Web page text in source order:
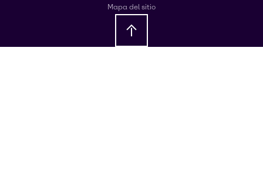
Mapa del sitio